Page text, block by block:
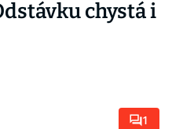
chystá i
1